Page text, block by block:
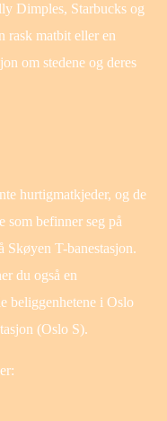
Dimples, Starbucks og
rask matbit eller en
om stedene og deres
hurtigmatkjeder, og de
befinner seg på
Skøyen T-banestasjon.
du også en
beliggenhetene i Oslo
(Oslo S).